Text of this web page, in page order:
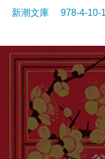
新潮文庫 978-4-